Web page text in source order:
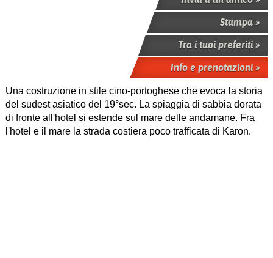
Stampa »
Tra i tuoi preferiti »
Info e prenotazioni »
Una costruzione in stile cino-portoghese che evoca la storia
del sudest asiatico del 19°sec. La spiaggia di sabbia dorata
di fronte all'hotel si estende sul mare delle andamane. Fra
l'hotel e il mare la strada costiera poco trafficata di Karon.